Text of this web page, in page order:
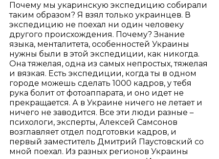
Почему мы укаринскую экспедицию собирали
таким образом? Я взял только украинцев. В
экспедицию не поехал ни один человеку
другого происхождения. Почему? Знание
языка, менталитета, особенностей Украины
нужны были в этой экспедиции, как никогда.
Она тяжелая, одна из самых непростых, тяжелая
и вязкая. Есть экспедиции, когда ты в одном
городе можешь сделать 1000 кадров, у тебя
рука болит от фотоаппарата, и оно идет не
прекращается. А в Украине ничего не летает и
ничего не заводится. Все эти люди разные –
психологи, эксперты, Алексей Самсонов
возглавляет отдел подготовки кадров, и
первый заместитель Дмитрий Паустовский со
мной поехал. Из разных регионов Украины